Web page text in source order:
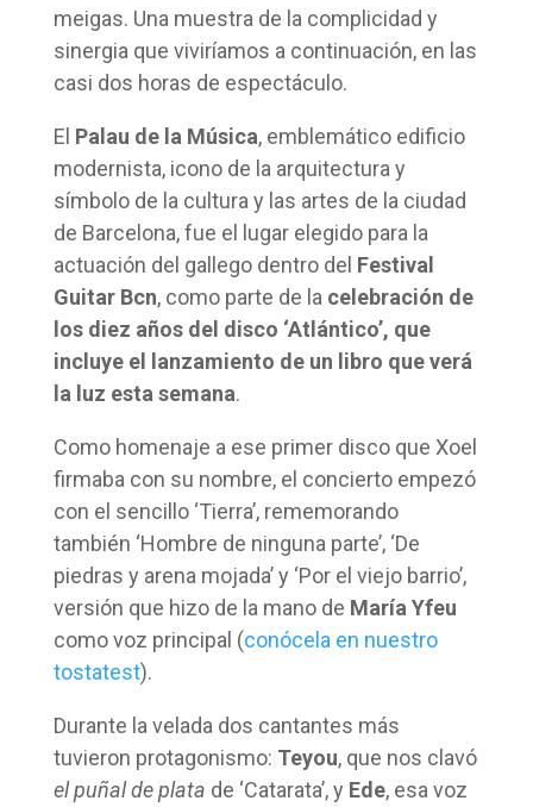
meigas. Una muestra de la complicidad y
sinergia que viviríamos a continuación, en las
casi dos horas de espectáculo.
El Palau de la Música, emblemático edificio
modernista, icono de la arquitectura y
símbolo de la cultura y las artes de la ciudad
de Barcelona, fue el lugar elegido para la
actuación del gallego dentro del Festival
Guitar Bcn, como parte de la celebración de
los diez años del disco ‘Atlántico’, que
incluye el lanzamiento de un libro que verá
la luz esta semana.
Como homenaje a ese primer disco que Xoel
firmaba con su nombre, el concierto empezó
con el sencillo ‘Tierra’, rememorando
también ‘Hombre de ninguna parte’, ‘De
piedras y arena mojada’ y ‘Por el viejo barrio’,
versión que hizo de la mano de María Yfeu
como voz principal (conócela en nuestro
tostatest).
Durante la velada dos cantantes más
tuvieron protagonismo: Teyou, que nos clavó
el puñal de plata de ‘Catarata’, y Ede, esa voz